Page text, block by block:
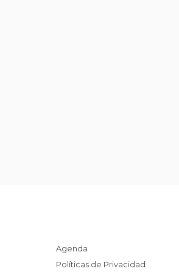
Agenda
Políticas de Privacidad